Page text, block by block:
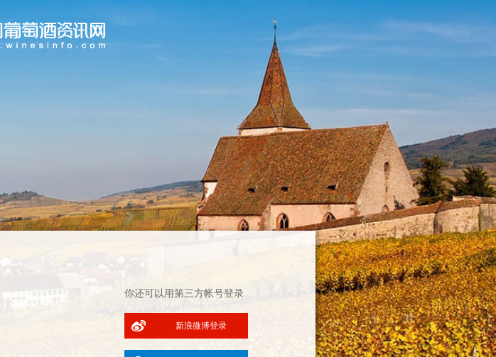
你还可以用第三方帐号登录
新浪微博登录